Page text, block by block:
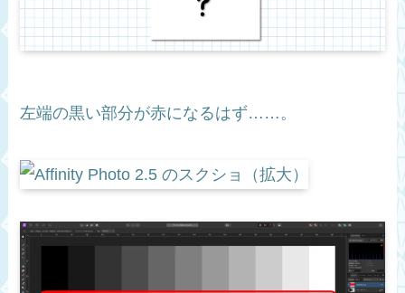
左端の黒い部分が赤になるはず……。